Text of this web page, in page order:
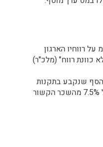
רווחיו הארגון
כוונת רווח" (מלכ"ר)
הסף שנקבע בתקנות
נדרש לשלם מס שכר, בשיעור של 7.5% מהשכר הקשור